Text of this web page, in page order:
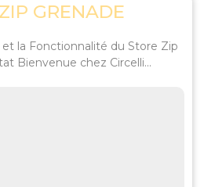
GRENADE
la Fonctionnalité du Store Zip
Bienvenue chez Circelli...